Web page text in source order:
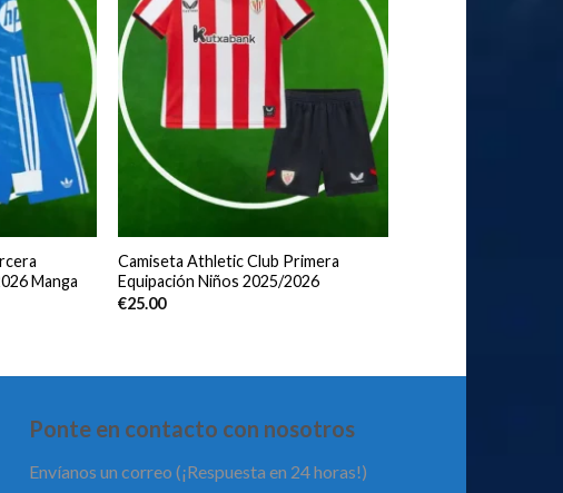
Manga
Camiseta Athletic Club Primera
Equipación Niños 2025/2026
€25.00
Ponte en contacto con nosotros
Envíanos un correo (¡Respuesta en 24 horas!)